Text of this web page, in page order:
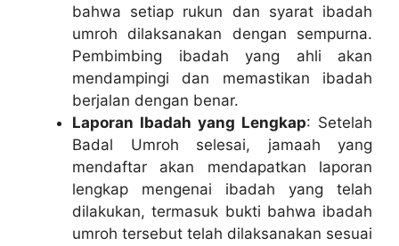
bahwa setiap rukun dan syarat ibadah
umroh dilaksanakan dengan sempurna.
Pembimbing ibadah yang ahli akan
mendampingi dan memastikan ibadah
berjalan dengan benar.
Laporan Ibadah yang Lengkap: Setelah
Badal Umroh selesai, jamaah yang
mendaftar akan mendapatkan laporan
lengkap mengenai ibadah yang telah
dilakukan, termasuk bukti bahwa ibadah
umroh tersebut telah dilaksanakan sesuai